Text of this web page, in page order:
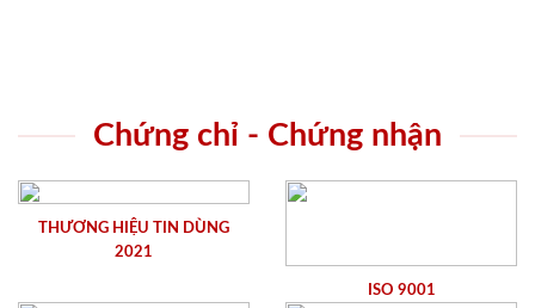
Chứng chỉ - Chứng nhận
THƯƠNG HIỆU TIN DÙNG
2021
ISO 9001